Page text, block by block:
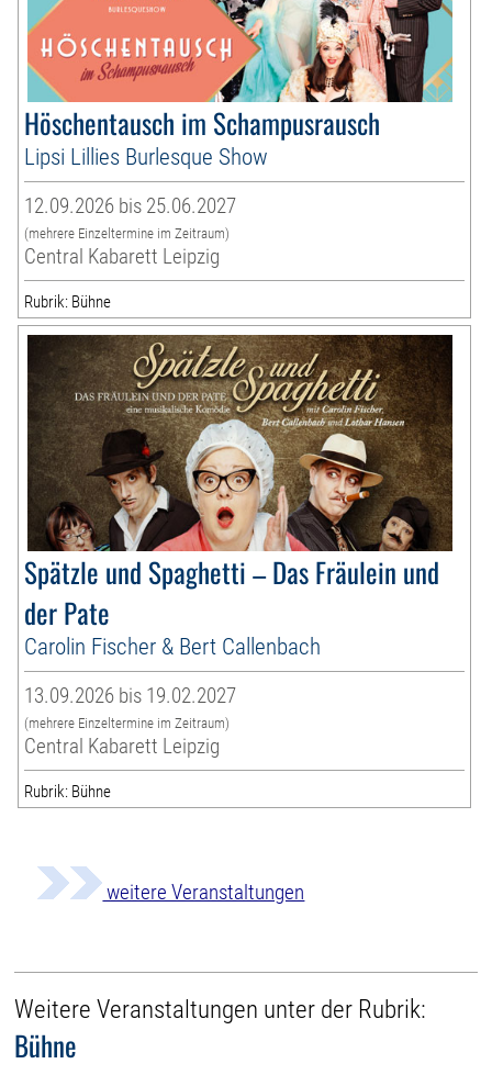
Höschentausch im Schampusrausch
Lipsi Lillies Burlesque Show
12.09.2026 bis 25.06.2027
(mehrere Einzeltermine im Zeitraum)
Central Kabarett Leipzig
Rubrik: Bühne
Spätzle und Spaghetti – Das Fräulein und
der Pate
Carolin Fischer & Bert Callenbach
13.09.2026 bis 19.02.2027
(mehrere Einzeltermine im Zeitraum)
Central Kabarett Leipzig
Rubrik: Bühne
weitere Veranstaltungen
Weitere Veranstaltungen unter der Rubrik:
Bühne